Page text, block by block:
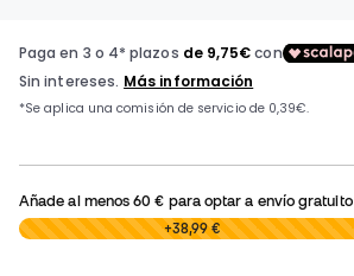
Añade al menos60 € para optar a envío gratuito
0,00 € +38,99 €